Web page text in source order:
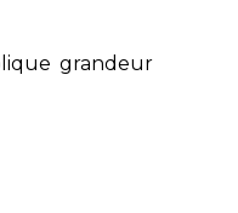
grandeur